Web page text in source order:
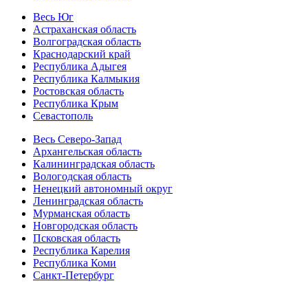
Весь Юг
Астраханская область
Волгоградская область
Краснодарский край
Республика Адыгея
Республика Калмыкия
Ростовская область
Республика Крым
Севастополь
Весь Северо-Запад
Архангельская область
Калининградская область
Вологодская область
Ненецкий автономный округ
Ленинградская область
Мурманская область
Новгородская область
Псковская область
Республика Карелия
Республика Коми
Санкт-Петербург